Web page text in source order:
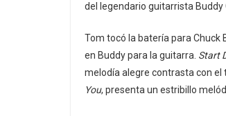
del legendario guitarrista Buddy
Tom tocó la batería para Chuck
en Buddy para la guitarra. Start
melodía alegre contrasta con el
You, presenta un estribillo